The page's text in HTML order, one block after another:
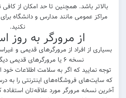
بالاتر باشد. همچنین تا حد امکان از
مراکز عمومی مانند مدارس و دانشگاه برای
نکنید.
از مرورگر به روز
بسیاری از افراد از مرورگرهای قدیمی و
نسخه ۶ یا مرورگرهای قدیمی دیگر استفاده می‌کنند.
توجه نمایید که اگر به سلامت اطلاعات
که سایت‌های فروشگاه‌های اینترنتی را به
آخرین نسخه مرورگر مورد علاقه‌تان استفاده